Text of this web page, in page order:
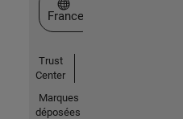
Sélectionner un site web
France
Trust
Center
Marques
déposées